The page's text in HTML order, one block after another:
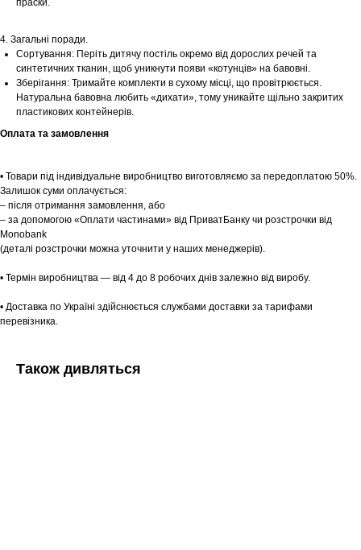
праски.
4. Загальні поради.
Сортування: Періть дитячу постіль окремо від дорослих речей та
синтетичних тканин, щоб уникнути появи «котунців» на бавовні.
Зберігання: Тримайте комплекти в сухому місці, що провітрюється.
Натуральна бавовна любить «дихати», тому уникайте щільно закритих
пластикових контейнерів.
Оплата та замовлення
• Товари під індивідуальне виробництво виготовляємо за передоплатою 50%.
Залишок суми оплачується:
– після отримання замовлення, або
– за допомогою «Оплати частинами» від ПриватБанку чи розстрочки від
Monobank
(деталі розстрочки можна уточнити у наших менеджерів).
• Термін виробництва — від 4 до 8 робочих днів залежно від виробу.
• Доставка по Україні здійснюється службами доставки за тарифами
перевізника.
Також дивляться
Шоурум
Tekstura
Заплануйте візит у простір створений
для вас
Записатися